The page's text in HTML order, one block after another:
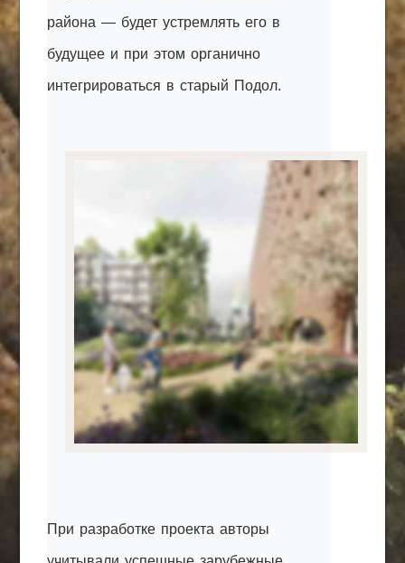
района — будет устремлять его в
будущее и при этом органично
интегрироваться в старый Подол.
При разработке проекта авторы